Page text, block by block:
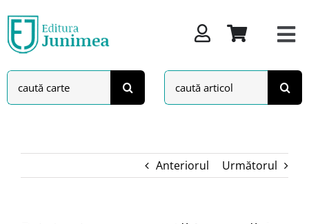
to
content
Search
for:
Search
for:
Anteriorul Următorul